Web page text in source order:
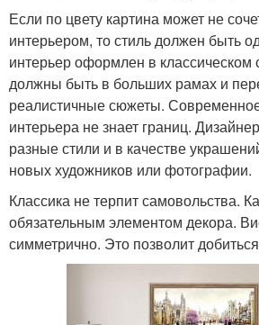
Если по цвету картина может не
интерьером, то стиль должен быть
интерьер оформлен в классическом
должны быть в больших рамах и
реалистичные сюжеты.
интерьера не знает границ.
разные стили и в качестве
новых художников или фотографии.
Классика не терпит самовольства.
обязательным элементом декора.
симметрично. Это позволит